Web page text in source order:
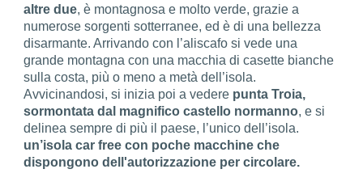
altre due, è montagnosa e molto verde, grazie a
numerose sorgenti sotterranee, ed è di una bellezza
disarmante. Arrivando con l’aliscafo si vede una
grande montagna con una macchia di casette bianche
sulla costa, più o meno a metà dell’isola.
Avvicinandosi, si inizia poi a vedere punta Troia,
sormontata dal magnifico castello normanno, e si
delinea sempre di più il paese, l’unico dell’isola.
un’isola car free con poche macchine che
dispongono dell'autorizzazione per circolare.